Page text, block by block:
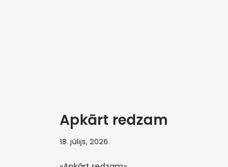
Apkārt redzam
18. jūlijs, 2026.